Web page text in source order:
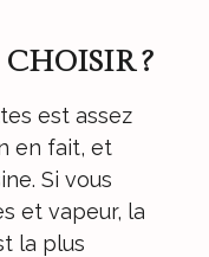
?
est assez
en fait, et
Si vous
et vapeur, la
la plus